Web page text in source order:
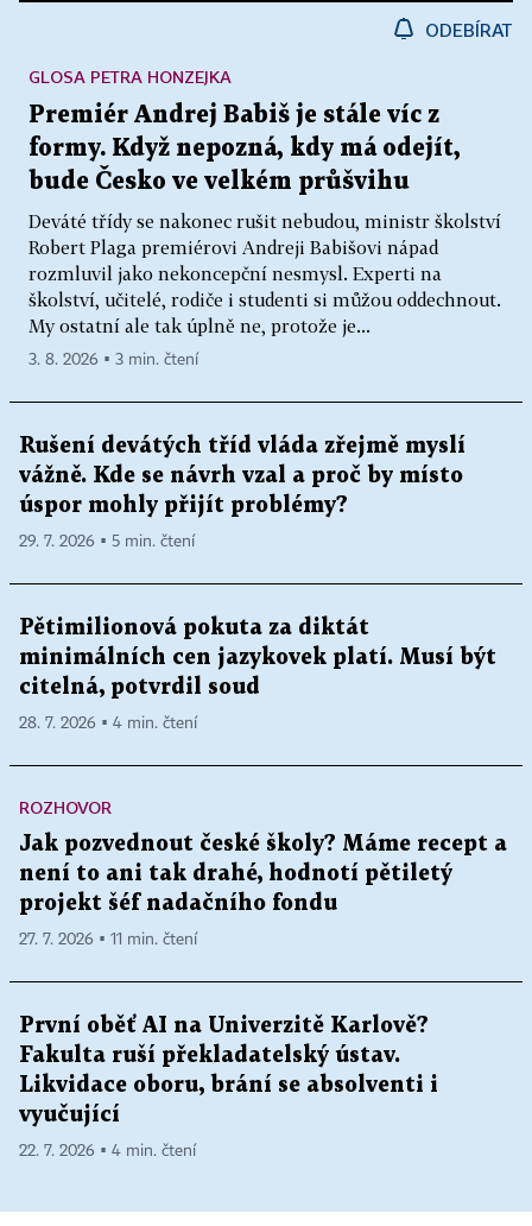
ODEBÍRAT
Premiér Andrej Babiš je stále víc z
formy. Když nepozná, kdy má odejít,
bude Česko ve velkém průšvihu
Deváté třídy se nakonec rušit nebudou, ministr školství
Robert Plaga premiérovi Andreji Babišovi nápad
rozmluvil jako nekoncepční nesmysl. Experti na
školství, učitelé, rodiče i studenti si můžou oddechnout.
My ostatní ale tak úplně ne, protože je...
GLOSA PETRA HONZEJKA
3. 8. 2026 ▪ 3 min. čtení
Rušení devátých tříd vláda zřejmě myslí
vážně. Kde se návrh vzal a proč by místo
úspor mohly přijít problémy?
29. 7. 2026 ▪ 5 min. čtení
Pětimilionová pokuta za diktát
minimálních cen jazykovek platí. Musí být
citelná, potvrdil soud
28. 7. 2026 ▪ 4 min. čtení
ROZHOVOR
Jak pozvednout české školy? Máme recept a
není to ani tak drahé, hodnotí pětiletý
projekt šéf nadačního fondu
27. 7. 2026 ▪ 11 min. čtení
První oběť AI na Univerzitě Karlově?
Fakulta ruší překladatelský ústav.
Likvidace oboru, brání se absolventi i
vyučující
22. 7. 2026 ▪ 4 min. čtení